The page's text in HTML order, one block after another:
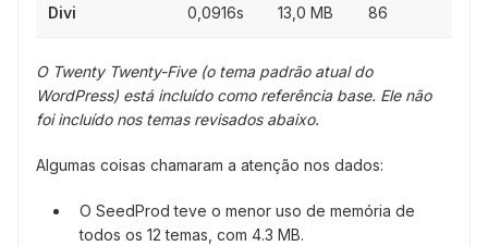
Divi 0,0916s 13,0 MB 86
O Twenty Twenty-Five (o tema padrão atual do
WordPress) está incluído como referência base. Ele não
foi incluído nos temas revisados abaixo.
Algumas coisas chamaram a atenção nos dados:
O SeedProd teve o menor uso de memória de
todos os 12 temas, com 4.3 MB.